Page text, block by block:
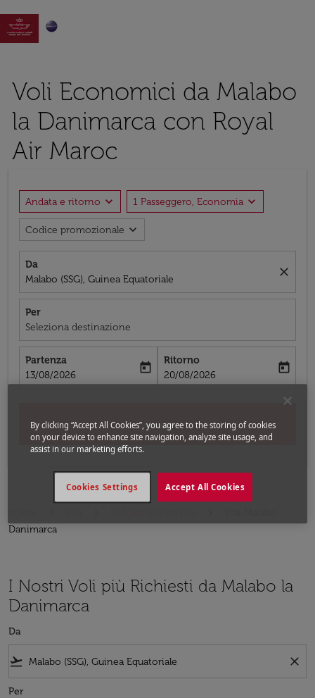

Voli Economici da Malabo
la Danimarca con Royal
Air Maroc
Andata e ritorno expand_more 1 Passeggero, Economia expand_more
Codice promozionale expand_more
Da
Malabo (SSG), Guinea Equatoriale
close
Per
Seleziona destinazione
Partenza
fc-booking-departure-date-aria-label
13/08/2026
today
Ritorno
fc-booking-return-date-aria-label
20/08/2026
today
Cerca
Danimarca
I Nostri Voli più Richiesti da Malabo la
Danimarca
Da
flight_takeoff close
Per
By clicking “Accept All Cookies”, you agree to the storing of cookies
on your device to enhance site navigation, analyze site usage, and
assist in our marketing efforts.
Accept All Cookies
Cookies Settings